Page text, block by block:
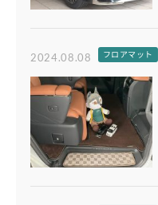
2024.08.08 フロアマット